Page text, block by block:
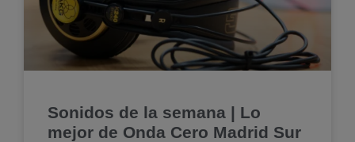
Sonidos de la semana | Lo
mejor de Onda Cero Madrid Sur